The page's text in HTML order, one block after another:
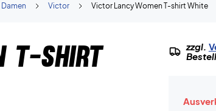
Victor Lancy Women T-shirt White
Victor
Damen
T-shirt
zzgl.